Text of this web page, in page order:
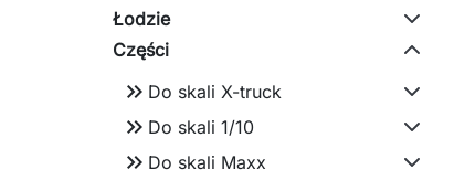
Łodzie
Części
keyboard_double_arrow_right Do skali X-truck
keyboard_double_arrow_right Do skali 1/10
keyboard_double_arrow_right Do skali Maxx